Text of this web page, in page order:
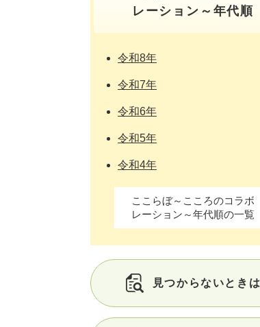
レーション～年代順
令和8年
令和7年
令和6年
令和5年
令和4年
ここらぼ～こころのコラボ
レーション～年代順の一覧
見つからないときは